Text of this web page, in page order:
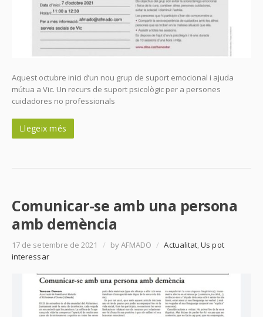
Aquest octubre inici d’un nou grup de suport emocional i ajuda
mútua a Vic. Un recurs de suport psicològic per a persones
cuidadores no professionals
Llegeix més
Comunicar-se amb una persona
amb demència
17 de setembre de 2021 / by AFMADO / Actualitat,Us pot
interessar